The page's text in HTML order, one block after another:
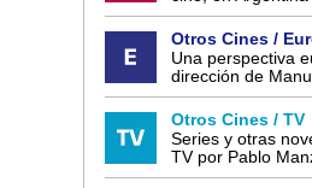
Otros Cines /
Una perspectiva
dirección de
Otros Cines / TV
Series y otras
TV por Pablo